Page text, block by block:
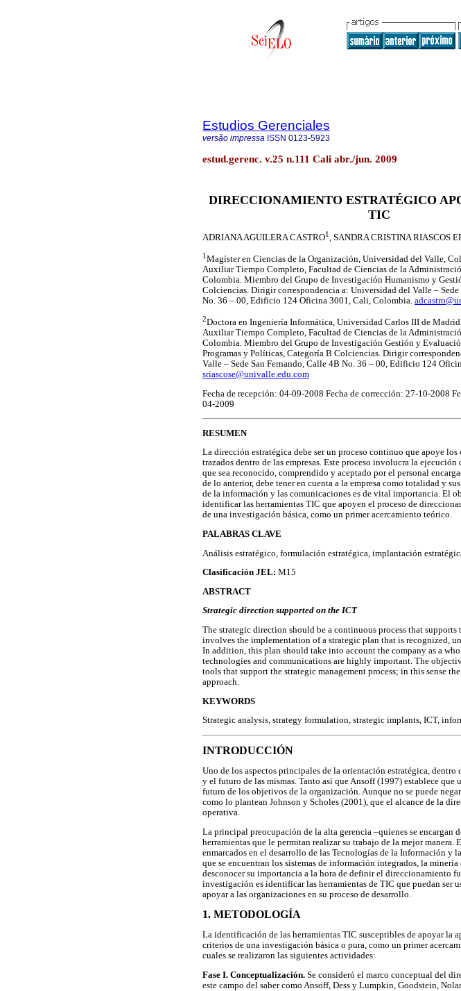
Estudios Gerenciales
versão impressa ISSN 0123-5923
estud.gerenc. v.25 n.111 Cali abr./jun. 2009
DIRECCIONAMIENTO ESTRATÉGICO
TIC
ADRIANA AGUILERA CASTRO1 , SANDRA CRISTINA RIASCOS
1 Magíster en Ciencias de la Organización, Universidad del Valle,
Auxiliar Tiempo Completo, Facultad de Ciencias de la
Colombia. Miembro del Grupo de Investigación Humanismo y
Colciencias. Dirigir correspondencia a: Universidad del Valle – Sede
No. 36 – 00, Edificio 124 Oficina 3001, Cali, Colombia.
2Doctora en Ingeniería Informática, Universidad Carlos III de
Auxiliar Tiempo Completo, Facultad de Ciencias de la
Colombia. Miembro del Grupo de Investigación Gestión y
Programas y Políticas, Categoría B Colciencias. Dirigir
Valle – Sede San Fernando, Calle 4B No. 36 – 00, Edificio 124
sriascose@univalle.edu.com
Fecha de recepción: 04-09-2008 Fecha de corrección: 27-10-2008
04-2009
RESUMEN
La dirección estratégica debe ser un proceso continuo que apoye
trazados dentro de las empresas. Este proceso involucra la ejecución
que sea reconocido, comprendido y aceptado por el personal
de lo anterior, debe tener en cuenta a la empresa como totalidad y
de la información y las comunicaciones es de vital importancia. El
identificar las herramientas TIC que apoyen el proceso de
de una investigación básica, como un primer acercamiento teórico.
PALABRAS CLAVE
Análisis estratégico, formulación estratégica, implantación
Clasificación JEL: M15
ABSTRACT
Strategic direction supported on the ICT
The strategic direction should be a continuous process that
involves the implementation of a strategic plan that is recognized,
In addition, this plan should take into account the company as a
technologies and communications are highly important. The
tools that support the strategic management process; in this sense
approach.
KEYWORDS
Strategic analysis, strategy formulation, strategic implants, ICT,
INTRODUCCIÓN
Uno de los aspectos principales de la orientación estratégica, dentro
y el futuro de las mismas. Tanto así que Ansoff (1997) establece
futuro de los objetivos de la organización. Aunque no se puede
como lo plantean Johnson y Scholes (2001), que el alcance de la
operativa.
La principal preocupación de la alta gerencia –quienes se encargan
herramientas que le permitan realizar su trabajo de la mejor
enmarcados en el desarrollo de las Tecnologías de la Información y
que se encuentran los sistemas de información integrados, la
desconocer su importancia a la hora de definir el direccionamiento
investigación es identificar las herramientas de TIC que puedan ser
apoyar a las organizaciones en su proceso de desarrollo.
1. METODOLOGÍA
La identificación de las herramientas TIC susceptibles de apoyar la
criterios de una investigación básica o pura, como un primer
cuales se realizaron las siguientes actividades:
Fase I. Conceptualización. Se consideró el marco conceptual del
este campo del saber como Ansoff, Dess y Lumpkin, Goodstein,